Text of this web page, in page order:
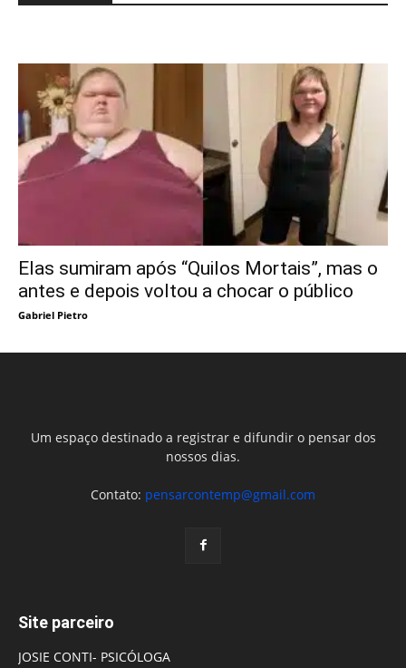
Elas sumiram após “Quilos Mortais”, mas o
antes e depois voltou a chocar o público
Gabriel Pietro
Um espaço destinado a registrar e difundir o pensar dos
nossos dias.
Contato: pensarcontemp@gmail.com
Site parceiro
JOSIE CONTI- PSICÓLOGA